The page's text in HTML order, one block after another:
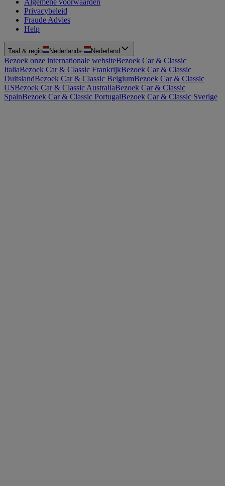
Privacybeleid
Fraude Advies
Help
Taal & regio Nederlands· Nederland
Bezoek onze internationale websiteBezoek Car & Classic
ItaliaBezoek Car & Classic FrankrijkBezoek Car & Classic
DuitslandBezoek Car & Classic BelgiumBezoek Car & Classic
USBezoek Car & Classic AustraliaBezoek Car & Classic
SpainBezoek Car & Classic PortugalBezoek Car & Classic Sverige